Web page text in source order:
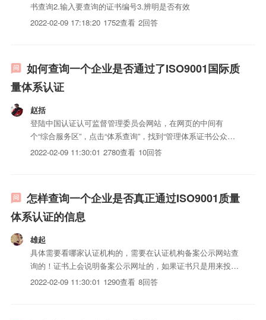
书查询2.输入要查询的证书编号3.辨明是否有效
2022-02-09 17:18:20 1752查看 2回答
如何查询一个企业是否通过了ISO9001国际质
量体系认证
赵括
登陆中国认证认可监督管理委员会网站，在网页的中间有
个“综合服务区”，点击“体系查询”，找到“管理体系证书公众查
询”，输入要查询的企业的全称，一字不差，再输入验证码，
2022-02-09 11:30:01 2780查看 10回答
怎样查询一个企业是否真正通过ISO9001质量
体系认证的信息
雄起
具体需要看哪家认证机构的，需要在认证机构备案公示网站查
询的！证书上会说明备案公示网址的，如果证书只是用来投标
竞标用的，证书不用在认监委公示也可以的，在认监委公示的
2022-02-09 11:30:01 1290查看 8回答